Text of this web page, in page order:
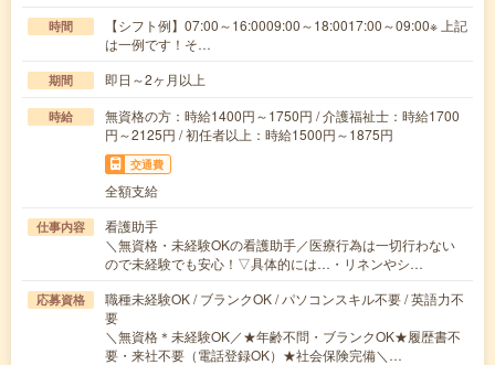
時間
【シフト例】07:00～16:0009:00～18:0017:00～09:00※ 上記
は一例です！そ…
期間 即日～2ヶ月以上
時給
無資格の方：時給1400円～1750円 / 介護福祉士：時給1700
円～2125円 / 初任者以上：時給1500円～1875円
交通費
全額支給
仕事内容
看護助手
＼無資格・未経験OKの看護助手／医療行為は一切行わない
ので未経験でも安心！▽具体的には…・リネンやシ…
応募資格
職種未経験OK / ブランクOK / パソコンスキル不要 / 英語力不
要
＼無資格＊未経験OK／★年齢不問・ブランクOK★履歴書不
要・来社不要（電話登録OK）★社会保険完備＼…